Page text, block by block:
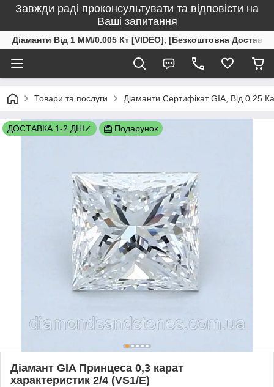
Завжди раді проконсультувати та відповісти на
Ваші запитання
Діаманти Від 1 ММ/0.005 Кт [VIDEO], [Безкоштовна
Товари та послуги Діаманти Сертифікат GIA, Від 0.25
ДОСТАВКА 1-2 ДНІ✓ Подарунок
Діамант GIA Принцеса 0,3 карат
характеристик 2/4 (VS1/E)